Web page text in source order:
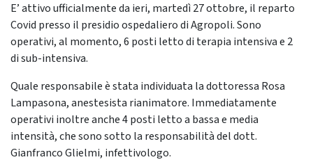
E’ attivo ufficialmente da ieri, martedì 27 ottobre, il reparto
Covid presso il presidio ospedaliero di Agropoli. Sono
operativi, al momento, 6 posti letto di terapia intensiva e 2
di sub-intensiva.
Quale responsabile è stata individuata la dottoressa Rosa
Lampasona, anestesista rianimatore. Immediatamente
operativi inoltre anche 4 posti letto a bassa e media
intensità, che sono sotto la responsabilità del dott.
Gianfranco Glielmi, infettivologo.